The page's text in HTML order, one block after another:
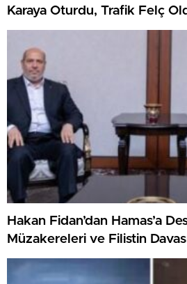
Karaya Oturdu, Trafik Felç
Hakan Fidan’dan Hamas’a
Müzakereleri ve Filistin